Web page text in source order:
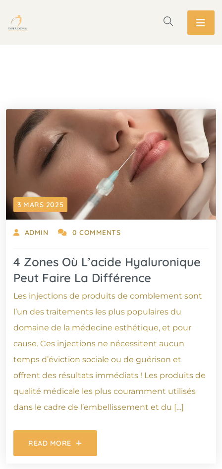
3 MARS 2025
ADMIN 0 COMMENTS
4 Zones Où L’acide Hyaluronique
Peut Faire La Différence
Les injections de produits de comblement sont
l’un des traitements les plus populaires du
domaine de la médecine esthétique, et pour
cause. Ces injections ne nécessitent aucun
temps d’éviction sociale ou de guérison et
offrent des résultats immédiats ! Les produits de
qualité médicale les plus couramment utilisés
dans le cadre de l’embellissement et du […]
READ MORE